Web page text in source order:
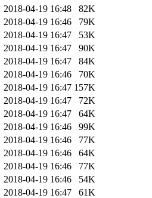
2018-04-19 16:48
82K
2018-04-19 16:46
79K
2018-04-19 16:47
53K
2018-04-19 16:47
90K
2018-04-19 16:47
84K
2018-04-19 16:46
70K
2018-04-19 16:47 157K
2018-04-19 16:47
72K
2018-04-19 16:47
64K
2018-04-19 16:46
99K
2018-04-19 16:46
77K
2018-04-19 16:46
64K
2018-04-19 16:46
77K
2018-04-19 16:46
54K
2018-04-19 16:47
61K